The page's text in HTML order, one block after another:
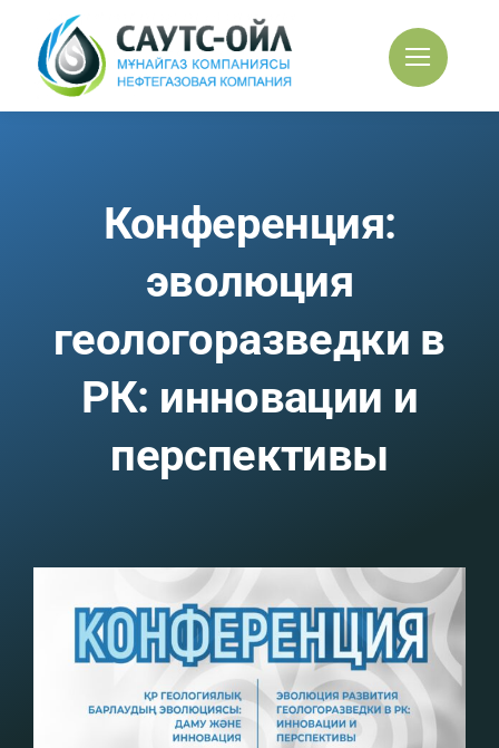
content
Конференция:
эволюция
геологоразведки в
РК: инновации и
перспективы